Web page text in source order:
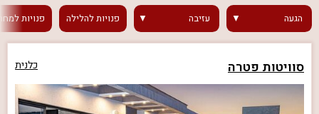
הגעה עזיבה פנויותלהלילה פנויות
סוויטות פטרה כלנית